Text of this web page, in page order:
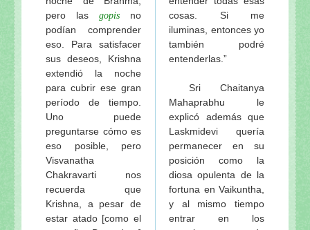
pero las gopis no
podían comprender
eso. Para satisfacer
sus deseos, Krishna
extendió la noche
para cubrir ese gran
período de tiempo.
Uno puede
preguntarse cómo es
eso posible, pero
Visvanatha
Chakravarti nos
recuerda que
Krishna, a pesar de
estar atado [como el
cosas. Si me
iluminas, entonces yo
también podré
entenderlas.”
Sri Chaitanya
Mahaprabhu le
explicó además que
Laskmidevi quería
permanecer en su
posición como la
diosa opulenta de la
fortuna en Vaikuntha,
y al mismo tiempo
entrar en los